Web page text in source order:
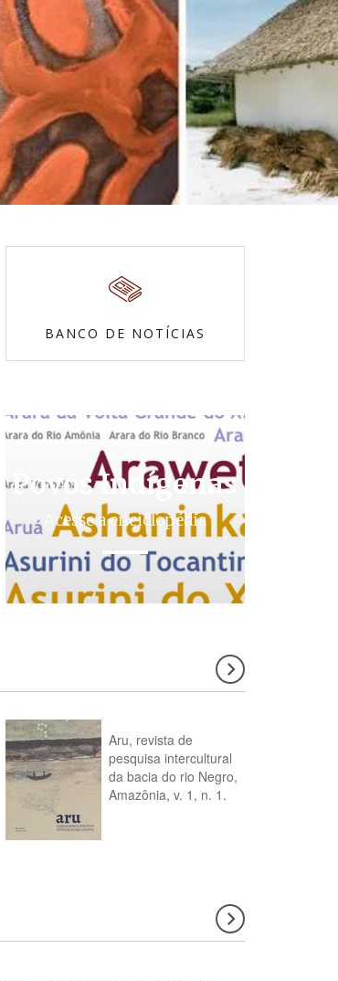
BANCO DE NOTÍCIAS
Povos Indígenas
Acesse a enciclopédia
Aru, revista de
pesquisa intercultural
da bacia do rio Negro,
Amazônia, v. 1, n. 1.